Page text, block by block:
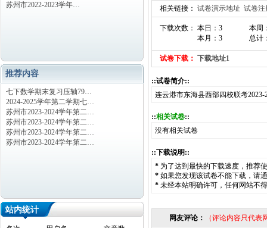
苏州市2022-2023学年…
推荐内容
七下数学期末复习压轴79…
2024-2025学年第二学期七…
苏州市2023-2024学年第二…
苏州市2023-2024学年第二…
苏州市2023-2024学年第二…
苏州市2023-2024学年第二…
站内统计
相关链接： 试卷演示地址 试卷注
下载次数： 本日：3
本月：3
本周
总计
试卷下载： 下载地址1
::试卷简介::
连云港市东海县西部四校联考
::相关试卷::
没有相关试卷
::下载说明::
* 为了达到最快的下载速度，推荐
* 如果您发现该试卷不能下载，请
* 未经本站明确许可，任何网站不
网友评论： （评论内容只代